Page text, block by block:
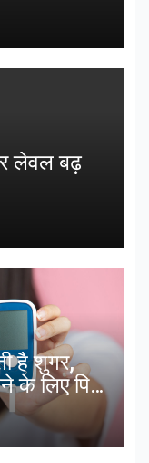
लेवल बढ़
है शुगर,
के लिए पिएं